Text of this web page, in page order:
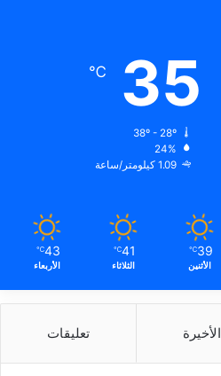
35
℃
24%
1.09 كيلومتر/ساعة
39
℃
الأثنين
41
℃
الثلاثاء
43
℃
الأربعاء
الأخيرة تعليقات